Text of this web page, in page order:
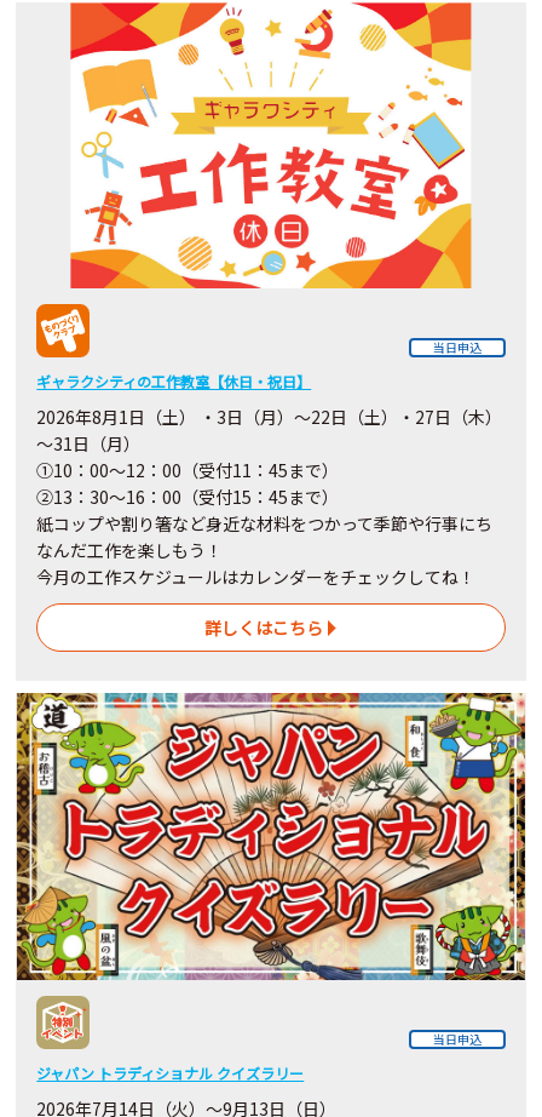
当日申込
ギャラクシティの工作教室【休日・祝日】
2026年8月1日（土） ・3日（月）～22日（土）・27日（木）
～31日（月）
①10：00～12：00（受付11：45まで）
②13：30～16：00（受付15：45まで）
紙コップや割り箸など身近な材料をつかって季節や行事にち
なんだ工作を楽しもう！
今月の工作スケジュールはカレンダーをチェックしてね！
詳しくはこちら
当日申込
ジャパン トラディショナル クイズラリー
2026年7月14日（火）～9月13日（日）